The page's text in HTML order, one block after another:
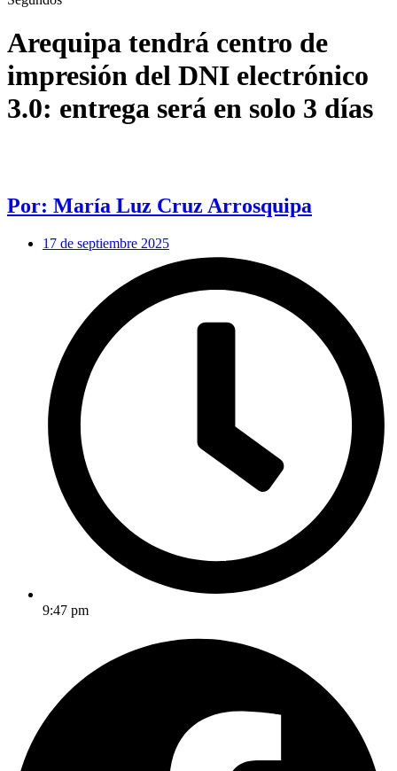
Arequipa tendrá centro de
impresión del DNI electrónico
3.0: entrega será en solo 3 días
Por: María Luz Cruz Arrosquipa
17 de septiembre 2025
9:47 pm